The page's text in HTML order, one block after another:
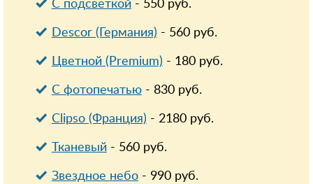
С подсветкой- 550руб.
Descor (Германия) - 560руб.
Цветной (Premium) - 180руб.
С фотопечатью- 830руб.
Clipso (Франция) - 2180руб.
Тканевый- 560руб.
Звездное небо- 990руб.